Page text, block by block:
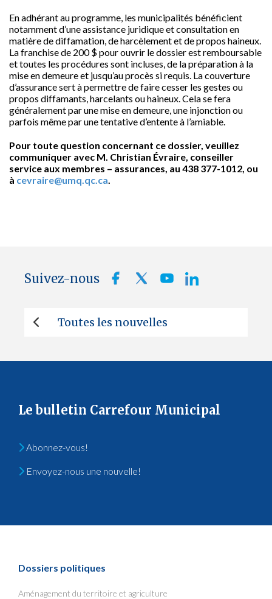
En adhérant au programme, les municipalités bénéficient
notamment d’une assistance juridique et consultation en
matière de diffamation, de harcèlement et de propos haineux.
La franchise de 200 $ pour ouvrir le dossier est remboursable
et toutes les procédures sont incluses, de la préparation à la
mise en demeure et jusqu’au procès si requis. La couverture
d’assurance sert à permettre de faire cesser les gestes ou
propos diffamants, harcelants ou haineux. Cela se fera
généralement par une mise en demeure, une injonction ou
parfois même par une tentative d’entente à l’amiable.
Pour toute question concernant ce dossier, veuillez
communiquer avec M. Christian Évraire, conseiller
service aux membres – assurances, au 438 377-1012, ou
à cevraire@umq.qc.ca.
Suivez-nous
Toutes les nouvelles
Le bulletin Carrefour Municipal
Abonnez-vous!
Envoyez-nous une nouvelle!
Dossiers politiques
Aménagement du territoire et agriculture